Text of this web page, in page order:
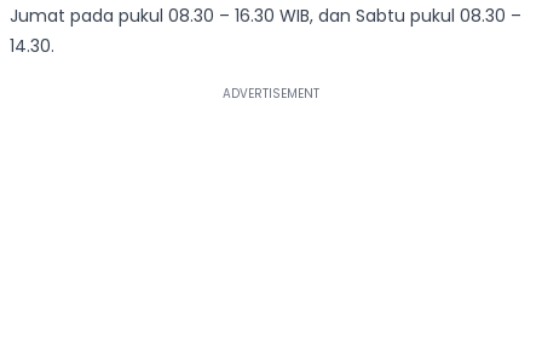
Jumat pada pukul 08.30 – 16.30 WIB, dan Sabtu pukul 08.30 –
14.30.